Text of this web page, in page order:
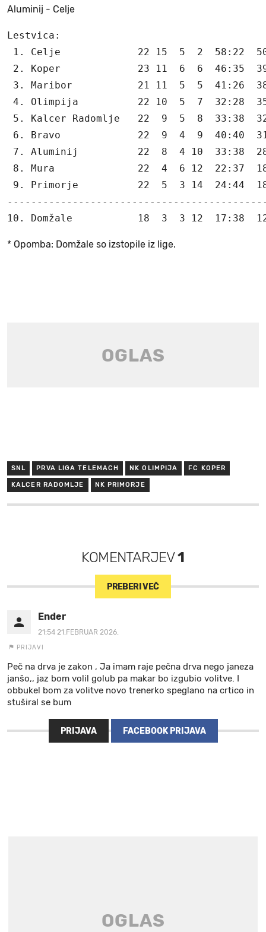
Aluminij - Celje
Lestvica:
1. Celje             22 15  5  2  58:22
2. Koper             23 11  6  6  46:35
3. Maribor           21 11  5  5  41:26
4. Olimpija          22 10  5  7  32:28
5. Kalcer Radomlje   22  9  5  8  33:38
6. Bravo             22  9  4  9  40:40
7. Aluminij          22  8  4 10  33:38
8. Mura              22  4  6 12  22:37
9. Primorje          22  5  3 14  24:44
* Opomba: Domžale so izstopile iz lige.
SNL PRVA LIGA TELEMACH NK OLIMPIJA FC KOPER
KALCER RADOMLJE NK PRIMORJE
KOMENTARJEV1
PREBERI VEČ
Ender
21:54 21.FEBRUAR 2026.
PRIJAVI
Peč na drva je zakon , Ja imam raje pečna drva nego janeza
janšo,, jaz bom volil golub pa makar bo izgubio volitve. I
obbukel bom za volitve novo trenerko speglano na crtico in
stuširal se bum
PRIJAVA FACEBOOK PRIJAVA